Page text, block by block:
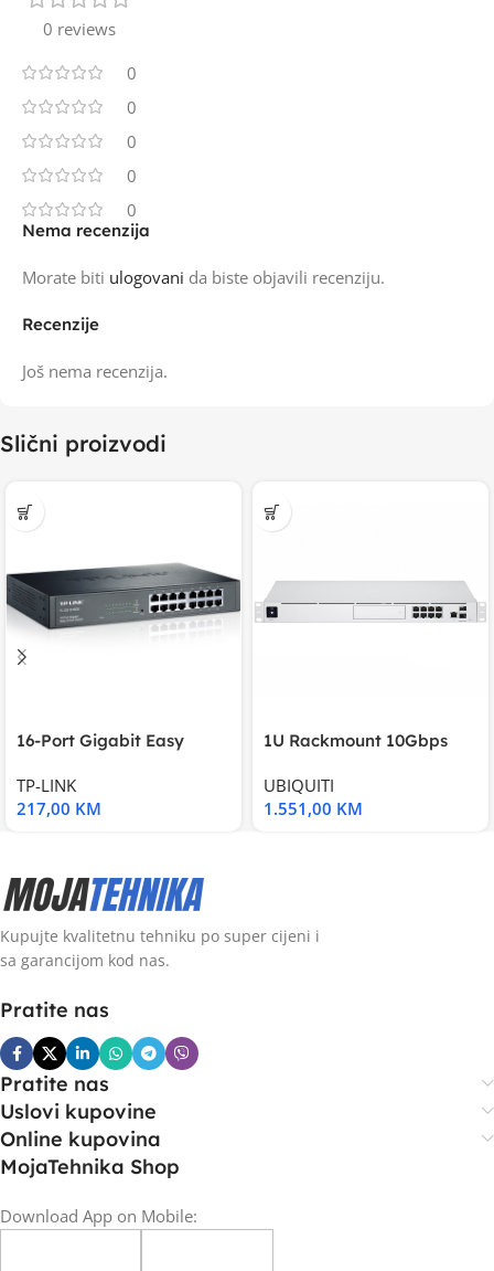
0 reviews
0
0
0
0
0
Recenzije
Još nema recenzija.
Nema recenzija
Morate biti ulogovani da biste objavili recenziju.
Slični proizvodi
16-Port Gigabit Easy
TP-LINK
217,00 KM
1U Rackmount 10Gbps
UBIQUITI
1.551,00 KM
Kupujte kvalitetnu tehniku po super cijeni i
sa garancijom kod nas.
Pratite nas
Pratite nas
Uslovi kupovine
Online kupovina
MojaTehnika Shop
Download App on Mobile: